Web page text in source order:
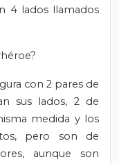
4 lados llamados
con 2 pares de
sus lados, 2 de
medida y los
pero son de
aunque son